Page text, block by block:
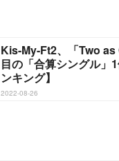
Kis-My-Ft2、「Two
目の「合算シングル」
ンキング】
2022-08-26